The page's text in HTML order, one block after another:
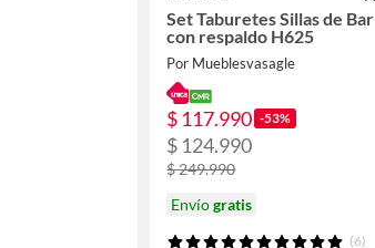
Set Taburetes Sillas de Bar
con respaldo H625
Por Mueblesvasagle
$ 117.990 -53%
$ 124.990
$ 249.990
Envíogratis
(6)